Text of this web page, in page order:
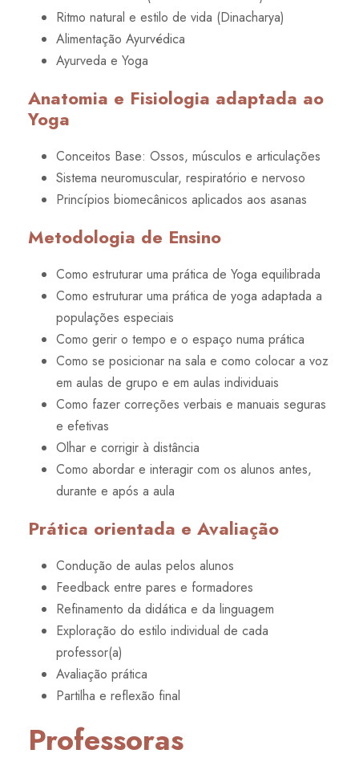
Ritmo natural e estilo de vida (Dinacharya)
Alimentação Ayurvédica
Ayurveda e Yoga
Anatomia e Fisiologia adaptada ao
Yoga
Conceitos Base: Ossos, músculos e articulações
Sistema neuromuscular, respiratório e nervoso
Princípios biomecânicos aplicados aos asanas
Metodologia de Ensino
Como estruturar uma prática de Yoga equilibrada
Como estruturar uma prática de yoga adaptada a
populações especiais
Como gerir o tempo e o espaço numa prática
Como se posicionar na sala e como colocar a voz
em aulas de grupo e em aulas individuais
Como fazer correções verbais e manuais seguras
e efetivas
Olhar e corrigir à distância
Como abordar e interagir com os alunos antes,
durante e após a aula
Prática orientada e Avaliação
Condução de aulas pelos alunos
Feedback entre pares e formadores
Refinamento da didática e da linguagem
Exploração do estilo individual de cada
professor(a)
Avaliação prática
Partilha e reflexão final
Professoras